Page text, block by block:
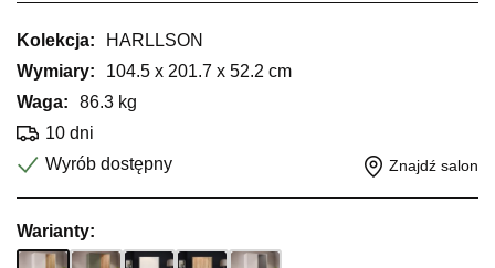
Kolekcja:
HARLLSON
Wymiary:
104.5 x 201.7 x 52.2 cm
Waga:
86.3 kg
10 dni
Wyrób dostępny
Znajdź salon
Warianty: